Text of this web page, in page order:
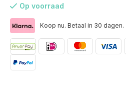
Op voorraad
Koop nu. Betaal in 30 dagen.